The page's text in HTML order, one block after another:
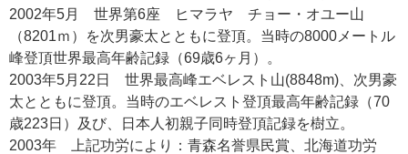
2002年5月 世界第6座 ヒマラヤ チョー・オユー山
（8201ｍ）を次男豪太とともに登頂。当時の8000メートル
峰登頂世界最高年齢記録（69歳6ヶ月）。
2003年5月22日 世界最高峰エベレスト山(8848m)、次男豪
太とともに登頂。当時のエベレスト登頂最高年齢記録（70
歳223日）及び、日本人初親子同時登頂記録を樹立。
2003年 上記功労により：青森名誉県民賞、北海道功労